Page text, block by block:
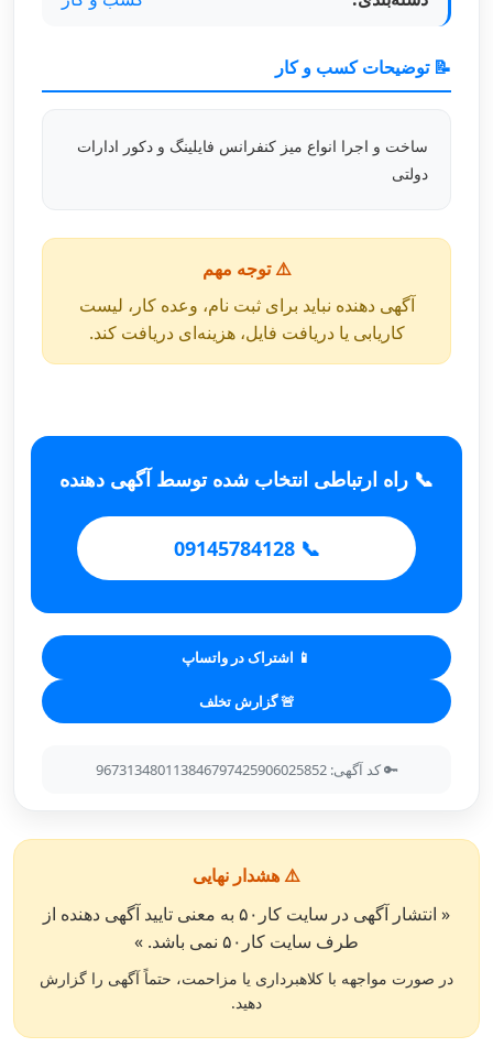
📝 توضیحات کسب و کار
ساخت و اجرا انواع میز کنفرانس فایلینگ و دکور ادارات
دولتی
⚠️ توجه مهم
آگهی دهنده نباید برای ثبت نام، وعده کار، لیست
کاریابی یا دریافت فایل، هزینه‌ای دریافت کند.
📞 راه ارتباطی انتخاب شده توسط آگهی دهنده
📞 09145784128
📱 اشتراک در واتساپ
🚨 گزارش تخلف
🔑 کد آگهی: 967313480113846797425906025852
⚠️ هشدار نهایی
« انتشار آگهی در سایت کار۵۰ به معنی تایید آگهی دهنده از
طرف سایت کار۵۰ نمی باشد. »
در صورت مواجهه با کلاهبرداری یا مزاحمت، حتماً آگهی را گزارش
دهید.